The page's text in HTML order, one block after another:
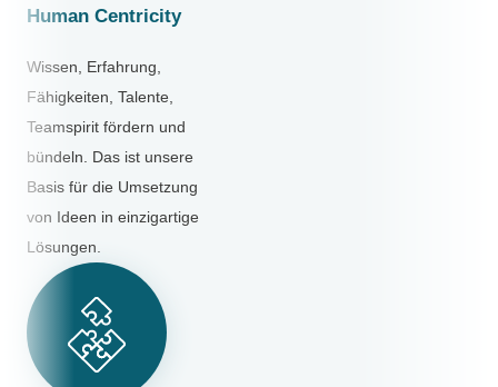
Human Centricity
Wissen, Erfahrung,
Fähigkeiten, Talente,
Teamspirit fördern und
bündeln. Das ist unsere
Basis für die Umsetzung
von Ideen in einzigartige
Lösungen.